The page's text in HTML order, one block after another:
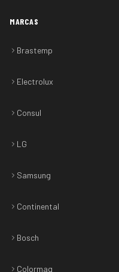
MARCAS
Brastemp
Electrolux
Consul
LG
Samsung
Continental
Bosch
Colormaq